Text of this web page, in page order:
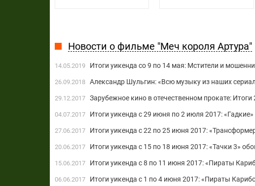
Новости о фильме "Меч короля Артура"
14.05.2019 Итоги уикенда со 9 по 14 мая: Мстители и
26.09.2018 Александр Шульгин: «Всю музыку из наших
29.12.2017 Зарубежное кино в отечественном прокате: Итоги
04.07.2017 Итоги уикенда с 29 июня по 2 июля 2017:
27.06.2017 Итоги уикенда с 22 по 25 июня 2017:
20.06.2017 Итоги уикенда с 15 по 18 июня 2017: «Тачки 3»
15.06.2017 Итоги уикенда с 8 по 11 июня 2017: «Пираты
06.06.2017 Итоги уикенда с 1 по 4 июня 2017: «Пираты